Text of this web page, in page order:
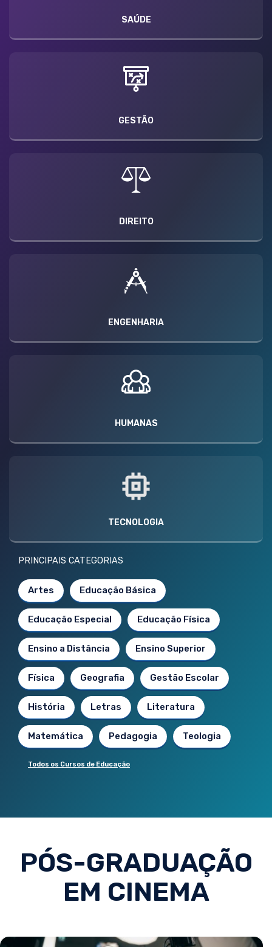
SAÚDE
GESTÃO
DIREITO
ENGENHARIA
HUMANAS
TECNOLOGIA
PRINCIPAIS CATEGORIAS
Artes Educação Básica
Educação Especial Educação Física
Ensino a Distância Ensino Superior
Física Geografia Gestão Escolar
História Letras Literatura
Matemática Pedagogia Teologia
Todos os Cursos de Educação
PÓS-GRADUAÇÃO
EM CINEMA